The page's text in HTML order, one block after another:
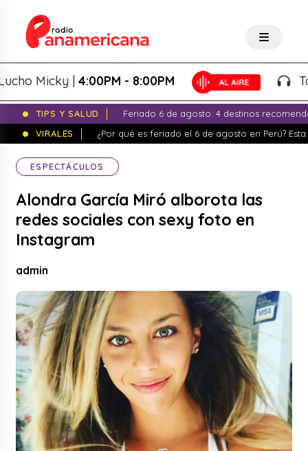
Micky |4:00PM - 8:00PM
TIPS Y SALUD
Feriado 6 de agosto: 4 destinos
VIRALES
¿Por qué es feriado el 6 de agosto en Perú?
ESPECTÁCULOS
Alondra García Miró alborota las
redes sociales con sexy foto en
Instagram
admin